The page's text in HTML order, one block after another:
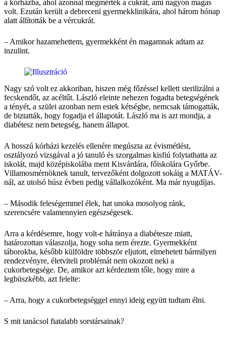
a kórházba, ahol azonnal megmérték a cukrát, ami nagyon magas
volt. Ezután került a debreceni gyermekklinikára, ahol három hónap
alatt állították be a ­vércukrát.
– Amikor hazamehettem, gyermekként én magamnak adtam az
inzulint.
Nagy szó volt ez akkoriban, hiszen még főzéssel kellett sterilizálni a
fecskendőt, az acéltűt. László eleinte nehezen fogadta betegségének
a tényét, a szülei azonban nem estek kétségbe, nemcsak támogatták,
de biztatták, hogy fogadja el állapotát. László ma is azt mondja, a
diabétesz nem betegség, hanem állapot.
A hosszú kórházi kezelés ellenére megúszta az évismétlést,
osztályozó vizsgával a jó tanuló és szorgalmas kisfiú folytathatta az
iskolát, majd középiskolába ment Kisvárdára, főiskolára Győrbe.
Villamosmérnöknek tanult, tervezőként dolgozott sokáig a MATÁV-
nál, az utolsó húsz évben pedig vállalkozóként. Ma már nyugdíjas.
– Második feleségemmel élek, hat unoka mosolyog ránk,
szerencsére valamennyien egészségesek.
Arra a kérdésemre, hogy volt-e hátránya a diabétesze miatt,
határozottan válaszolja, hogy soha nem érezte. Gyermekként
táborokba, később külföldre többször eljutott, elmehetett bármilyen
rendezvényre, életviteli problémát nem okozott neki a
cukorbetegsége. De, amikor azt kérdeztem tőle, hogy mire a
legbüszkébb, azt felelte:
– Arra, hogy a cukorbetegséggel ennyi ideig együtt tudtam élni.
S mit tanácsol fiatalabb sorstársainak?